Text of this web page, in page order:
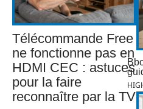
Télécommande Free
ne fonctionne pas en
HDMI CEC : astuces
pour la faire
reconnaître par la TV